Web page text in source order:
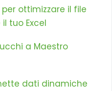
ottimizzare il file
tuo Excel
a Maestro
dati dinamiche